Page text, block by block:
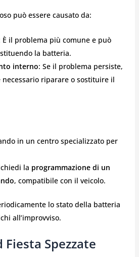
può essere causato da:
È il problema più comune e può
la batteria.
interno: Se il problema persiste,
necessario riparare o sostituire il
in un centro specializzato per
la programmazione di un
, compatibile con il veicolo.
lo stato della batteria
all’improvviso.
Fiesta Spezzate